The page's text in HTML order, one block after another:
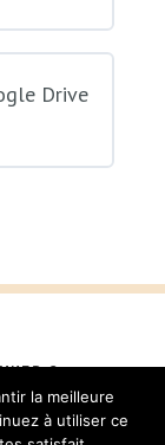
Drive
?
CGV
la meilleure
à utiliser ce